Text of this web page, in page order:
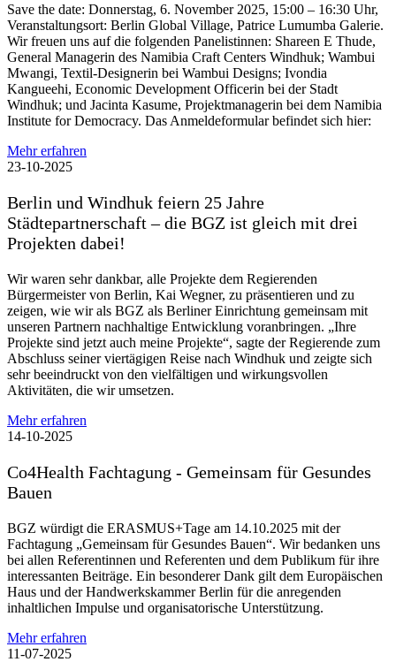
Save the date: Donnerstag, 6. November 2025, 15:00 – 16:30 Uhr,
Veranstaltungsort: Berlin Global Village, Patrice Lumumba Galerie.
Wir freuen uns auf die folgenden Panelistinnen: Shareen E Thude,
General Managerin des Namibia Craft Centers Windhuk; Wambui
Mwangi, Textil-Designerin bei Wambui Designs; Ivondia
Kangueehi, Economic Development Officerin bei der Stadt
Windhuk; und Jacinta Kasume, Projektmanagerin bei dem Namibia
Institute for Democracy. Das Anmeldeformular befindet sich hier:
Mehr erfahren
23-10-2025
Berlin und Windhuk feiern 25 Jahre
Städtepartnerschaft – die BGZ ist gleich mit drei
Projekten dabei!
Wir waren sehr dankbar, alle Projekte dem Regierenden
Bürgermeister von Berlin, Kai Wegner, zu präsentieren und zu
zeigen, wie wir als BGZ als Berliner Einrichtung gemeinsam mit
unseren Partnern nachhaltige Entwicklung voranbringen. „Ihre
Projekte sind jetzt auch meine Projekte“, sagte der Regierende zum
Abschluss seiner viertägigen Reise nach Windhuk und zeigte sich
sehr beeindruckt von den vielfältigen und wirkungsvollen
Aktivitäten, die wir umsetzen.
Mehr erfahren
14-10-2025
Co4Health Fachtagung - Gemeinsam für Gesundes
Bauen
BGZ würdigt die ERASMUS+Tage am 14.10.2025 mit der
Fachtagung „Gemeinsam für Gesundes Bauen“. Wir bedanken uns
bei allen Referentinnen und Referenten und dem Publikum für ihre
interessanten Beiträge. Ein besonderer Dank gilt dem Europäischen
Haus und der Handwerkskammer Berlin für die anregenden
inhaltlichen Impulse und organisatorische Unterstützung.
Mehr erfahren
11-07-2025